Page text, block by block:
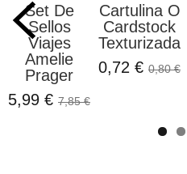
Set De
Sellos
Viajes
Amelie
Prager
5,99 € 7,85 €
Cartulina O
Cardstock
Texturizada...
0,72 € 0,80 €